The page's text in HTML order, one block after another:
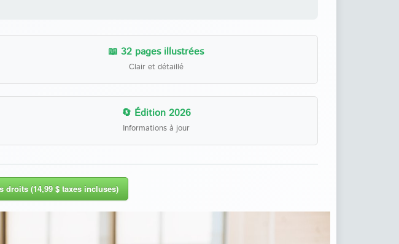
📖 32 pages illustrées
Clair et détaillé
🔄 Édition 2026
Informations à jour
droits (14,99 $ taxes incluses)